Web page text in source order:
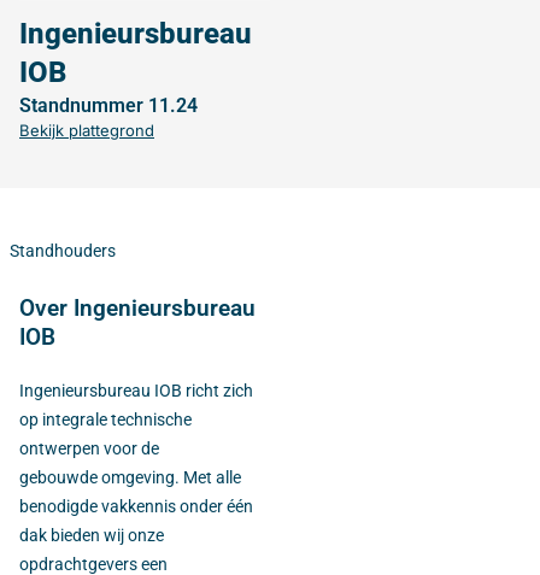
Ingenieursbureau
IOB
Standnummer 11.24
Bekijk plattegrond
Standhouders
Over Ingenieursbureau
IOB
Ingenieursbureau IOB richt zich
op integrale technische
ontwerpen voor de
gebouwde omgeving. Met alle
benodigde vakkennis onder één
dak bieden wij onze
opdrachtgevers een